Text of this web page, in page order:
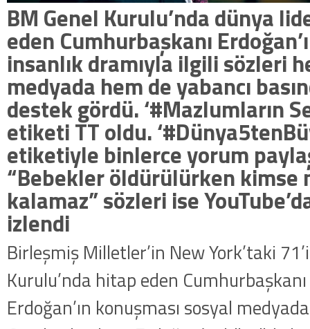
BM Genel Kurulu’nda dünya
eden Cumhurbaşkanı
insanlık dramıyla ilgili sözleri
medyada hem de yabancı
destek gördü. ‘#Mazlumların
etiketi TT oldu.
etiketiyle binlerce yorum
“Bebekler öldürülürken kimse
kalamaz” sözleri ise
izlendi
Birleşmiş Milletler’in New York’taki
Kurulu’nda hitap eden
Erdoğan’ın konuşması sosyal